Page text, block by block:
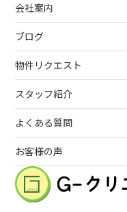
会社案内
ブログ
物件リクエスト
スタッフ紹介
よくある質問
お客様の声